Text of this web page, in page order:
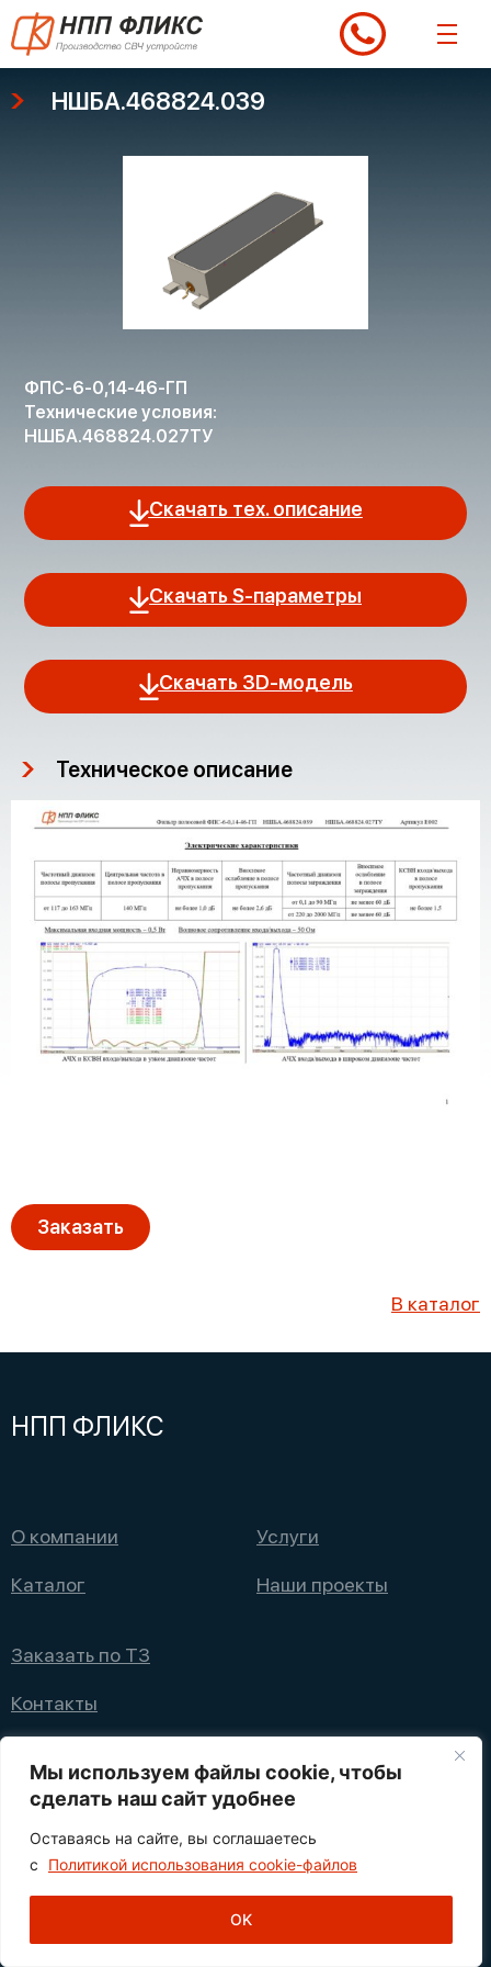
Мы используем файлы cookie, чтобы
сделать наш сайт удобнее
Оставаясь на сайте, вы соглашаетесь
с
Политикой использования cookie-файлов
OK
Перейти
содержимому
НШБА.468824.039
ФПС-6-0,14-46-ГП
Технические условия:
НШБА.468824.027ТУ
Скачать тех. описание
Скачать S-параметры
Скачать 3D-модель
Техническое описание
Заказать
В каталог
НПП ФЛИКС
О компании
Каталог
Услуги
Наши проекты
Заказать по ТЗ
Контакты
+7 (495) 008 08 12
info@nppfliks.ru
Политика конфиденциальности
© 2021—2025 НПП ФЛИКС